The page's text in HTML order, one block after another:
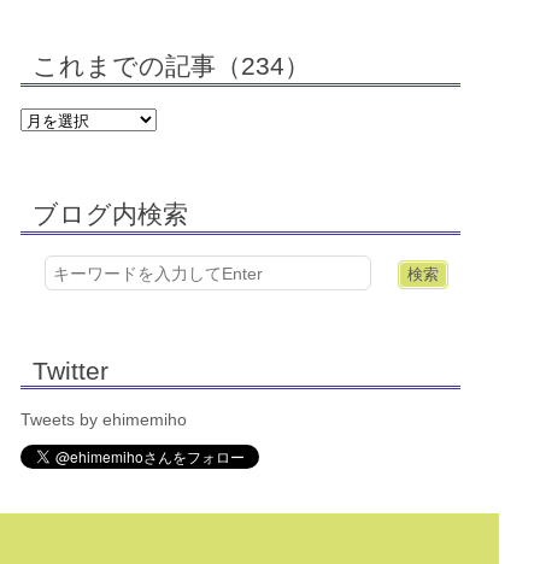
これまでの記事（234）
ブログ内検索
Twitter
Tweets by ehimemiho